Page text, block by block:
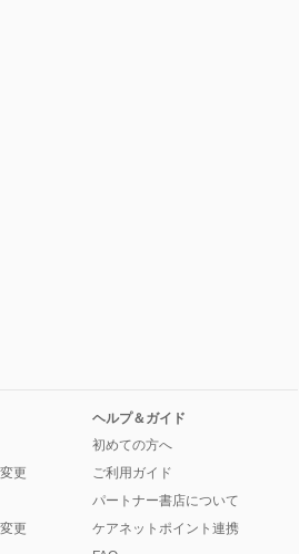
更
更
ヘルプ＆ガイド
初めての方へ
ご利用ガイド
パートナー書店について
ケアネットポイント連携